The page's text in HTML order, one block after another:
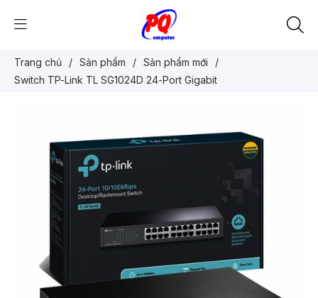
Trang chủ / Sản phẩm / Sản phẩm mới
/
Switch TP-Link TL SG1024D 24-Port Gigabit